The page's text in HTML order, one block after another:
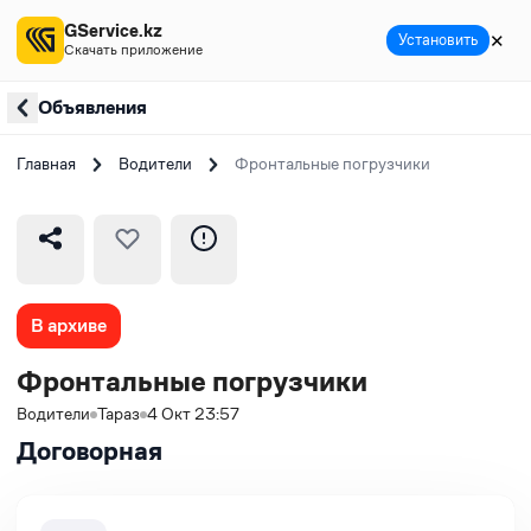
Объявления
Главная Водители Фронтальные погрузчики
В архиве
Фронтальные погрузчики
Водители Тараз 4 Окт 23:57
Договорная
GService.kz
Скачать приложение Установить ✕